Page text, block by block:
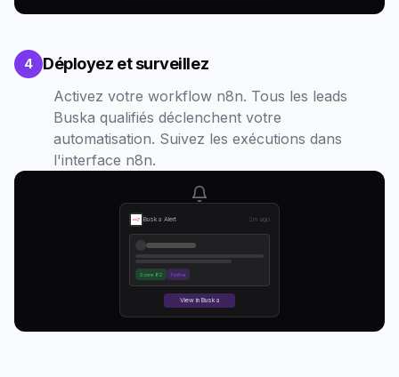
4 Déployez et surveillez
Activez votre workflow n8n. Tous les leads
Buska qualifiés déclenchent votre
automatisation. Suivez les exécutions dans
l'interface n8n.
Buska Alert 2m ago
Score 82 Twitter
View in Buska